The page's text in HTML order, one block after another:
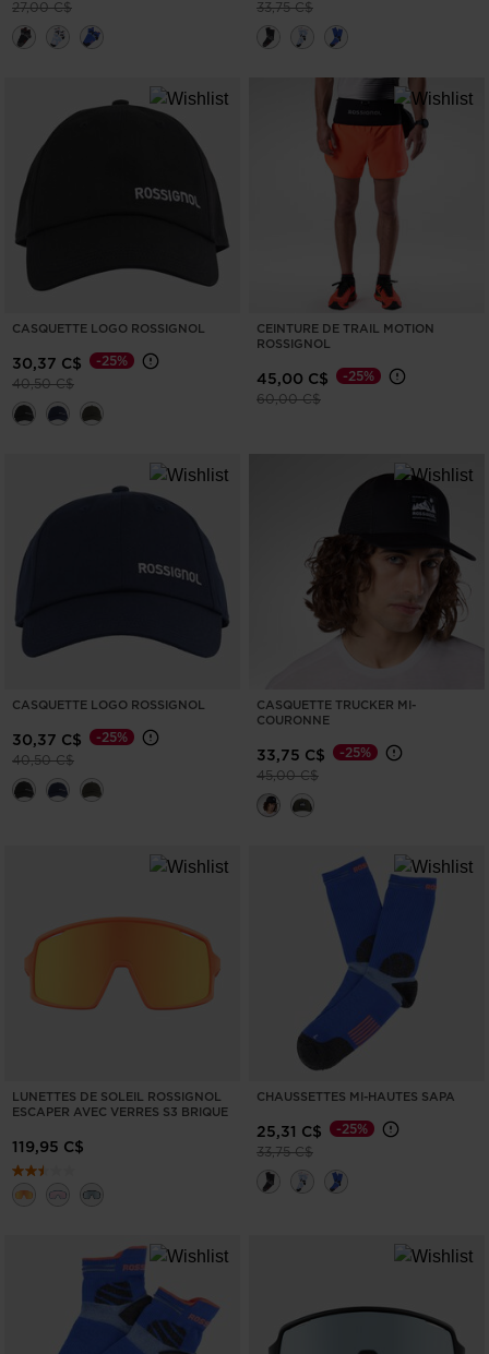
States
Prix réduit de
27,00 C$à Prix réduit de
33,75 C$à
CASQUETTE LOGO ROSSIGNOL
30,37 C$
Prix réduit de
40,50 C$à
-25%
CEINTURE DE TRAIL MOTION
ROSSIGNOL
45,00 C$
Prix réduit de
60,00 C$à
-25%
CASQUETTE LOGO ROSSIGNOL
30,37 C$
Prix réduit de
40,50 C$à
-25%
CASQUETTE TRUCKER MI-
COURONNE
33,75 C$
Prix réduit de
45,00 C$à
-25%
LUNETTES DE SOLEIL ROSSIGNOL
ESCAPER AVEC VERRES S3 BRIQUE
119,95 C$
CHAUSSETTES MI-HAUTES SAPA
25,31 C$
Prix réduit de
33,75 C$à
-25%